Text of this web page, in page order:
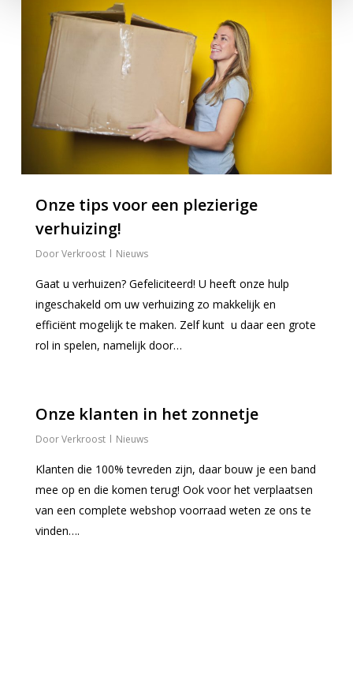
Onze tips voor een plezierige
verhuizing!
Verkroost Nieuws
Gaat u verhuizen? Gefeliciteerd! U heeft onze hulp
ingeschakeld om uw verhuizing zo makkelijk en
efficiënt mogelijk te maken. Zelf kunt u daar een grote
rol in spelen, namelijk door…
Onze klanten in het zonnetje
Verkroost Nieuws
Klanten die 100% tevreden zijn, daar bouw je een band
mee op en die komen terug! Ook voor het verplaatsen
van een complete webshop voorraad weten ze ons te
vinden….